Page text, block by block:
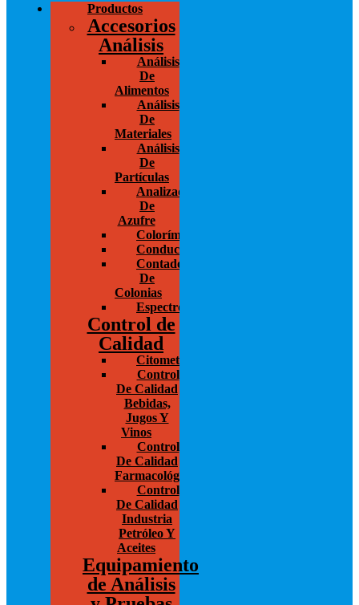
Productos
Accesorios
Análisis
Análisis
De
Alimentos
Análisis
De
Materiales
Análisis
De
Partículas
Analizador
De
Azufre
Colorímetros
Conductivímetros
Contador
De
Colonias
Espectrofotometría
Control de
Calidad
Citometría
Control
De Calidad
Bebidas,
Jugos Y
Vinos
Control
De Calidad
Farmacológico
Control
De Calidad
Industria
Petróleo Y
Aceites
Equipamiento
de Análisis